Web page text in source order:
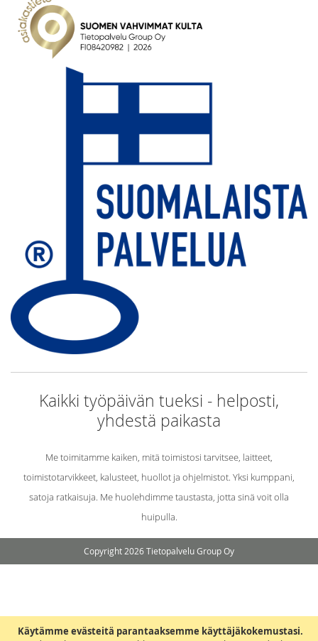
Käytämme evästeitä parantaaksemme käyttäjäkokemustasi.
Kaikki työpäivän tueksi - helposti,
yhdestä paikasta
Me toimitamme kaiken, mitä toimistosi tarvitsee, laitteet,
toimistotarvikkeet, kalusteet, huollot ja ohjelmistot. Yksi kumppani,
satoja ratkaisuja. Me huolehdimme taustasta, jotta sinä voit olla
huipulla.
Copyright 2026 Tietopalvelu Group Oy